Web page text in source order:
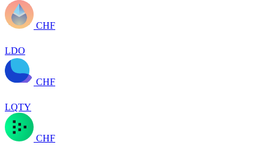
CHF
LDO
CHF
LQTY
CHF